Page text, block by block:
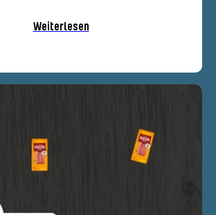
Weiterlesen